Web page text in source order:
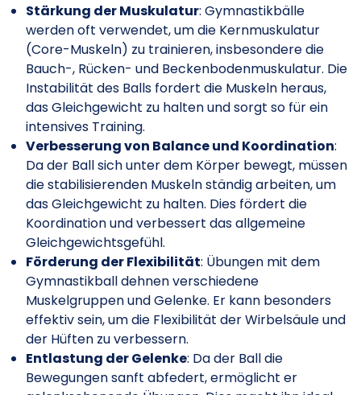
Stärkung der Muskulatur: Gymnastikbälle
werden oft verwendet, um die Kernmuskulatur
(Core-Muskeln) zu trainieren, insbesondere die
Bauch-, Rücken- und Beckenbodenmuskulatur. Die
Instabilität des Balls fordert die Muskeln heraus,
das Gleichgewicht zu halten und sorgt so für ein
intensives Training.
Verbesserung von Balance und Koordination:
Da der Ball sich unter dem Körper bewegt, müssen
die stabilisierenden Muskeln ständig arbeiten, um
das Gleichgewicht zu halten. Dies fördert die
Koordination und verbessert das allgemeine
Gleichgewichtsgefühl.
Förderung der Flexibilität: Übungen mit dem
Gymnastikball dehnen verschiedene
Muskelgruppen und Gelenke. Er kann besonders
effektiv sein, um die Flexibilität der Wirbelsäule und
der Hüften zu verbessern.
Entlastung der Gelenke: Da der Ball die
Bewegungen sanft abfedert, ermöglicht er